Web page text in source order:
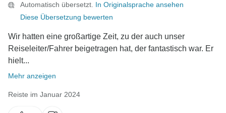
Automatisch übersetzt. In Originalsprache ansehen
Diese Übersetzung bewerten
Wir hatten eine großartige Zeit, zu der auch unser
Reiseleiter/Fahrer beigetragen hat, der fantastisch war. Er
hielt...
Mehr anzeigen
Reiste im Januar 2024